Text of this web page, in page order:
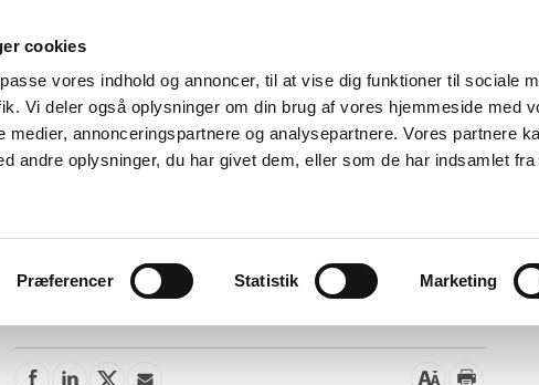
cookies
vores indhold og annoncer, til at vise dig funktioner til sociale
Vi deler også oplysninger om din brug af vores hjemmeside med
medier, annonceringspartnere og analysepartnere. Vores partnere
andre oplysninger, du har givet dem, eller som de har indsamlet fra
Præferencer Statistik Marketing
Nyheder Om os Kontakt
og
Tilskud og
Apoteker og salg af